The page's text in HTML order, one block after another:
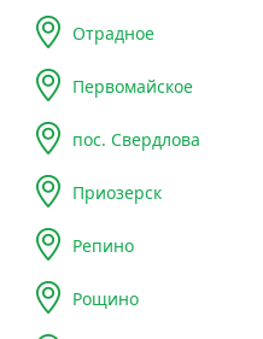
Отрадное
Первомайское
пос. Свердлова
Приозерск
Репино
Рощино